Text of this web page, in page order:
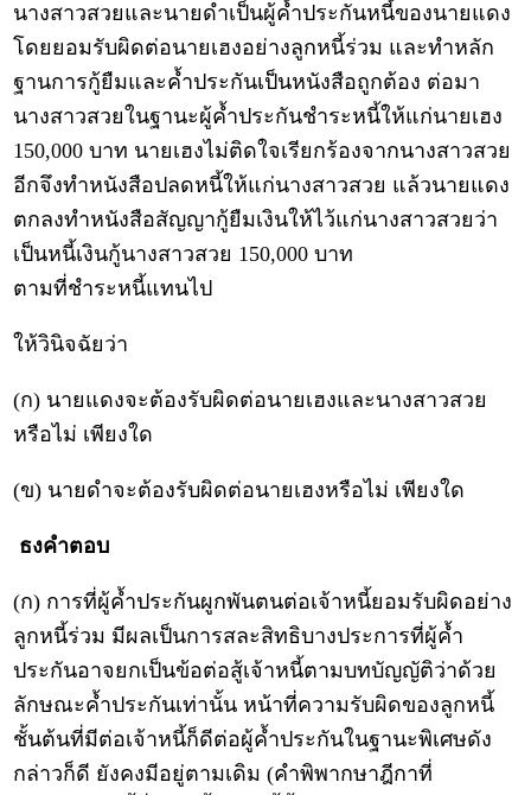
นางสาวสวยและนายดำเป็นผู้ค้ำประกันหนี้ของนายแดง
โดยยอมรับผิดต่อนายเฮงอย่างลูกหนี้ร่วม และทำหลัก
ฐานการกู้ยืมและค้ำประกันเป็นหนังสือถูกต้อง ต่อมา
นางสาวสวยในฐานะผู้ค้ำประกันชำระหนี้ให้แก่นายเฮง
150,000 บาท นายเฮงไม่ติดใจเรียกร้องจากนางสาวสวย
อีกจึงทำหนังสือปลดหนี้ให้แก่นางสาวสวย แล้วนายแดง
ตกลงทำหนังสือสัญญากู้ยืมเงินให้ไว้แก่นางสาวสวยว่า
เป็นหนี้เงินกู้นางสาวสวย 150,000 บาท
ตามที่ชำระหนี้แทนไป
ให้วินิจฉัยว่า
(ก) นายแดงจะต้องรับผิดต่อนายเฮงและนางสาวสวย
หรือไม่ เพียงใด
(ข) นายดำจะต้องรับผิดต่อนายเฮงหรือไม่ เพียงใด
ธงคำตอบ
(ก) การที่ผู้ค้ำประกันผูกพันตนต่อเจ้าหนี้ยอมรับผิดอย่าง
ลูกหนี้ร่วม มีผลเป็นการสละสิทธิบางประการที่ผู้ค้ำ
ประกันอาจยกเป็นข้อต่อสู้เจ้าหนี้ตามบทบัญญัติว่าด้วย
ลักษณะค้ำประกันเท่านั้น หน้าที่ความรับผิดของลูกหนี้
ชั้นต้นที่มีต่อเจ้าหนี้ก็ดีต่อผู้ค้ำประกันในฐานะพิเศษดัง
กล่าวก็ดี ยังคงมีอยู่ตามเดิม (คำพิพากษาฎีกาที่